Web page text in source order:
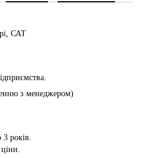
САТ
з менеджером)
років.